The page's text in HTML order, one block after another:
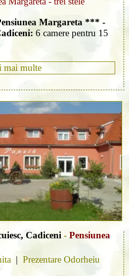
Margareta *** -
6 camere pentru 15
mai multe
Cadiceni - Pensiunea
| Prezentare Odorheiu